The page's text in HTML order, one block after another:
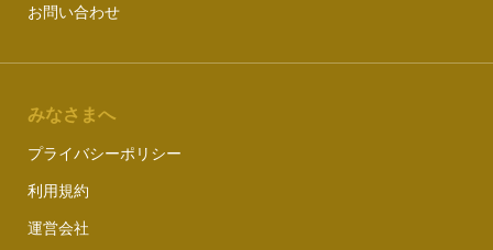
お問い合わせ
みなさまへ
プライバシーポリシー
利用規約
運営会社